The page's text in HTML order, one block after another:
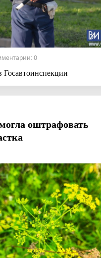
0
Госавтоинспекции
оштрафовать